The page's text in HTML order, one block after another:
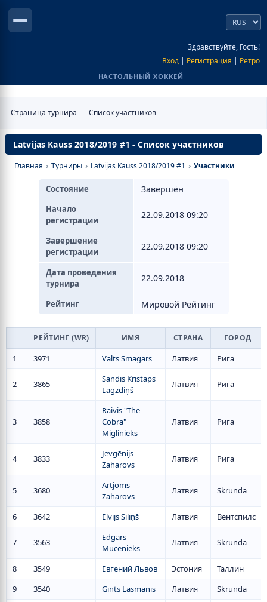
Здравствуйте, Гость!
Вход | Регистрация | Ретро
НАСТОЛЬНЫЙ ХОККЕЙ
Страница турнира Список участников
Latvijas Kauss 2018/2019 #1 - Список участников
Главная › Турниры › Latvijas Kauss 2018/2019 #1 › Участники
Состояние Завершён
Начало
регистрации
22.09.2018 09:20
Завершение
регистрации
22.09.2018 09:20
Дата проведения
турнира
22.09.2018
Рейтинг Мировой Рейтинг
РЕЙТИНГ (WR) ИМЯ СТРАНА ГОРОД
1 3971 Valts Smagars Латвия Рига
2 3865
Sandis Kristaps
Lagzdiņš
Латвия Рига
3 3858
Raivis "The
Cobra"
Miglinieks
Латвия Рига
4 3833
Jevgēnijs
Zaharovs
Латвия Рига
5 3680
Artjoms
Zaharovs
Латвия Skrunda
6 3642 Elvijs Siliņš Латвия Вентспилс
7 3563
Edgars
Mucenieks
Латвия Skrunda
8 3549 Евгений Львов Эстония
Таллин
9
3540 Gints Lasmanis Латвия
Skrunda